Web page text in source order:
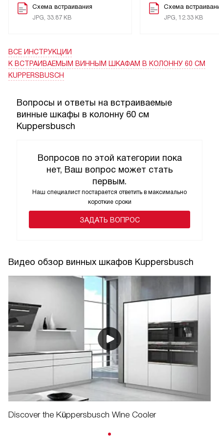
боишься оставить дверь при загруженной кухне.
Энергопотребление на хорошем уровне, для постоянного
История из жизни: ставил шкаф сам, фиксировал в колонну
— всё прошло без сюрпризов, монтаж простой. На первой
домашней вечеринке шкаф выдержал наплыв гостей: из
поместилась без проблем — удобство хранения реально
ощутил! В другой раз наблюдал, как одна бутылка,
которую я оставил на верхней полке при выносе тарелок,
В целом впечатления положительные: функционал
соответствует заявленному, внешность радует,
использовать легко. Рекомендую тем, кто хочет
аккуратное и надежное решение для домашней коллекции!
Схема встраивания
JPG, 33.87 KB
Схема
JPG, 12.33 KB
ВСЕ ИНСТРУКЦИИ
К ВСТРАИВАЕМЫМ ВИННЫМ ШКАФАМ В КОЛОННУ 60 СМ
KUPPERSBUSCH
Вопросы и ответы на встраиваемые
винные шкафы в колонну 60 см
Kuppersbusch
Вопросов по этой категории пока
нет, Ваш вопрос может стать
первым.
Наш специалист постарается ответить в максимально
короткие сроки
ЗАДАТЬ ВОПРОС
Видео обзор винных шкафов Kuppersbusch
Discover the Küppersbusch Wine Cooler